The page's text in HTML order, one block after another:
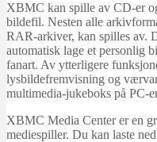
XBMC kan spille av CD-er
bildefil. Nesten alle
RAR-arkiver, kan spilles av.
automatisk lage et personlig
fanart. Av ytterligere
lysbildefremvisning og
multimedia-jukeboks på PC-
XBMC Media Center er en
mediespiller. Du kan laste